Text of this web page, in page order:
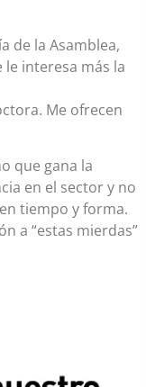
de la Asamblea,
interesa más la
Me ofrecen
que gana la
en el sector y no
tiempo y forma.
a “estas mierdas”